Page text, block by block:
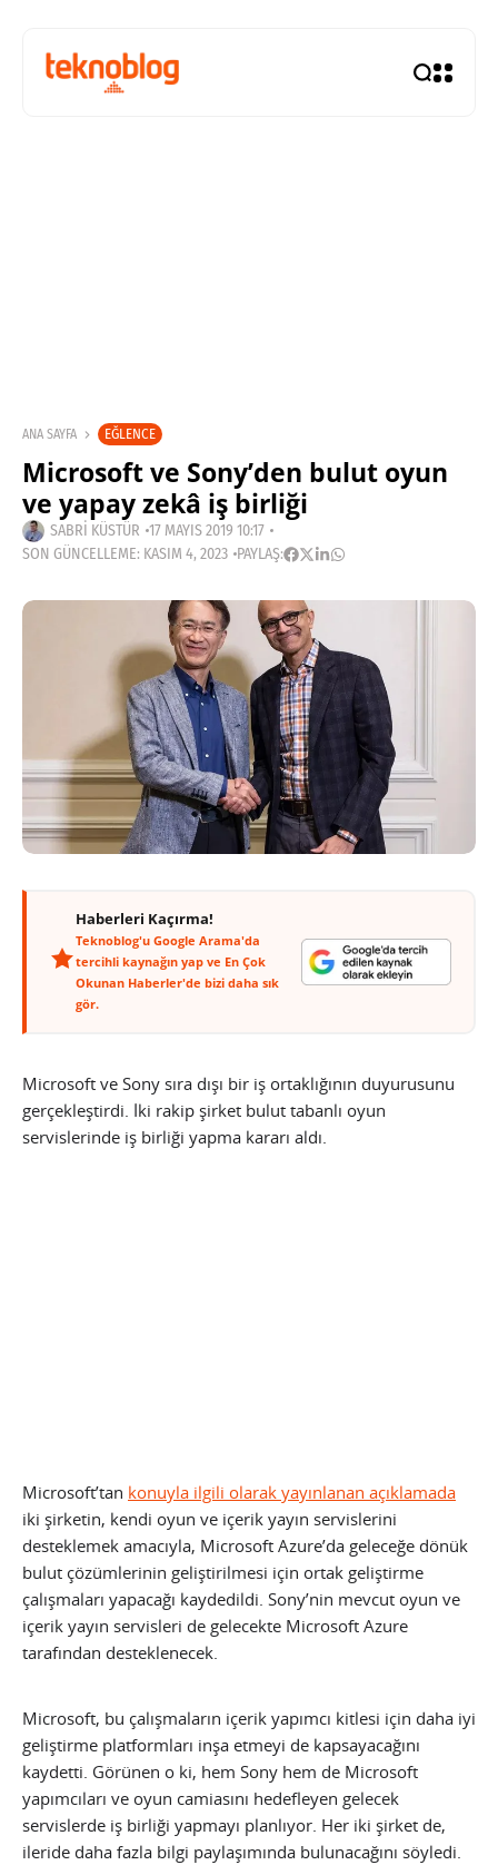
ANA SAYFA EĞLENCE
Microsoft ve Sony’den bulut oyun
ve yapay zekâ iş birliği
SABRI KÜSTÜR 17 MAYIS 2019 10:17
SON GÜNCELLEME: KASIM 4, 2023 PAYLAŞ:
Haberleri Kaçırma!
Teknoblog'u Google Arama'da
tercihli kaynağın yap ve En Çok
Okunan Haberler'de bizi daha sık
gör.
Microsoft ve Sony sıra dışı bir iş ortaklığının duyurusunu
gerçekleştirdi. İki rakip şirket bulut tabanlı oyun
servislerinde iş birliği yapma kararı aldı.
Microsoft’tan konuyla ilgili olarak yayınlanan açıklamada
iki şirketin, kendi oyun ve içerik yayın servislerini
desteklemek amacıyla, Microsoft Azure’da geleceğe dönük
bulut çözümlerinin geliştirilmesi için ortak geliştirme
çalışmaları yapacağı kaydedildi. Sony’nin mevcut oyun ve
içerik yayın servisleri de gelecekte Microsoft Azure
tarafından desteklenecek.
Microsoft, bu çalışmaların içerik yapımcı kitlesi için daha iyi
geliştirme platformları inşa etmeyi de kapsayacağını
kaydetti. Görünen o ki, hem Sony hem de Microsoft
yapımcıları ve oyun camiasını hedefleyen gelecek
servislerde iş birliği yapmayı planlıyor. Her iki şirket de,
ileride daha fazla bilgi paylaşımında bulunacağını söyledi.